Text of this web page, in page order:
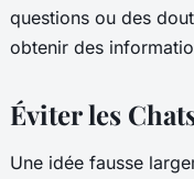
questions ou des
obtenir des
Éviter les
Une idée fausse